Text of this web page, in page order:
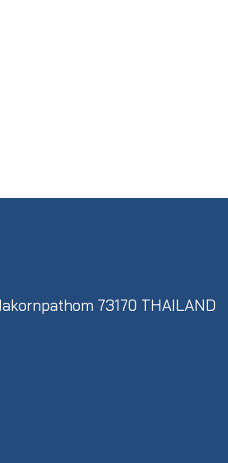
73170 THAILAND